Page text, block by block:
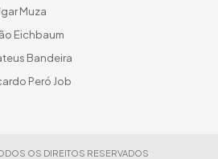
Muza
Eichbaum
Bandeira
Peró Job
OS DIREITOS RESERVADOS